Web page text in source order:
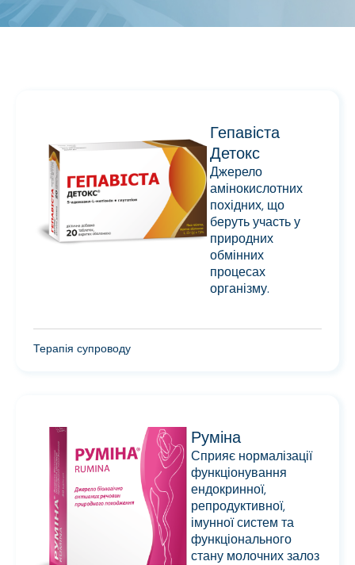
Гепавіста
Детокс
Джерело
амінокислотних
похідних, що
беруть участь у
природних
обмінних
процесах
організму.
Терапія супроводу
Руміна
Сприяє нормалізації
функціонування
ендокринної,
репродуктивної,
імунної систем та
функціонального
стану молочних залоз